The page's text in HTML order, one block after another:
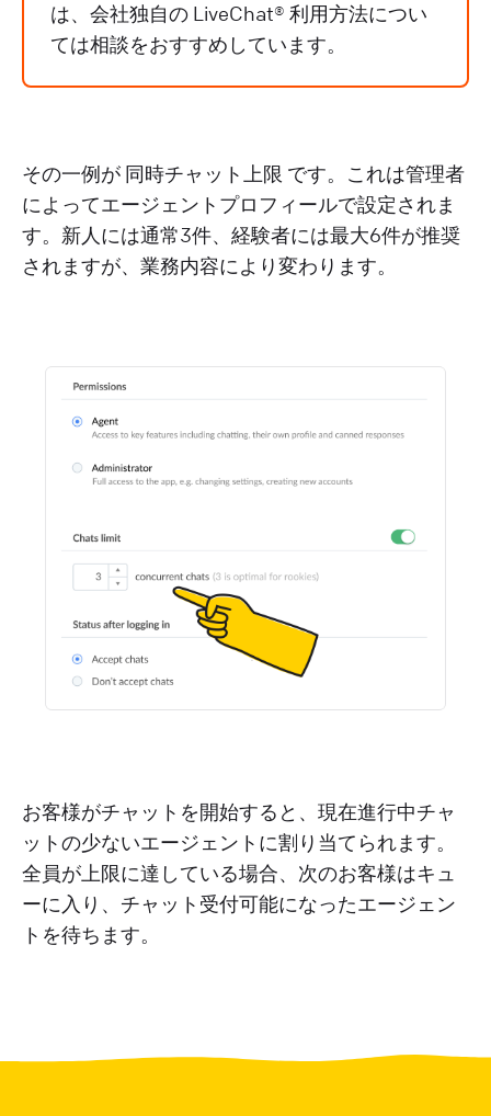
は、会社独自の LiveChat® 利用方法につい
ては相談をおすすめしています。
その一例が 同時チャット上限 です。これは管理者
によってエージェントプロフィールで設定されま
す。新人には通常3件、経験者には最大6件が推奨
されますが、業務内容により変わります。
お客様がチャットを開始すると、現在進行中チャ
ットの少ないエージェントに割り当てられます。
全員が上限に達している場合、次のお客様はキュ
ーに入り、チャット受付可能になったエージェン
トを待ちます。